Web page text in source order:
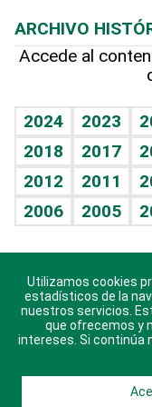
Hablando con el
Vida y familia
Eñe
Celebrando la vida
Sin complejos
En pocas palabras
Escuchando al
Economía Personal
BRV
TBT Deportivo
Columnistas
Más firmas
Hecho en casa
Guía del dinero
Cumpleaños
Horóscopos
Juegos
ARCHIVO
Accede al
2024 2023
2018
2017
2012
2011
2006
2005
Descarga
Utilizamos cookies
estadísticos de la
nuestros servicios.
que ofrecemos y
intereses. Si continúa